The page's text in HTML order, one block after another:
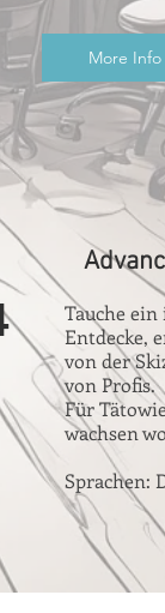
More Info
Tauche
Entdecke,
von der
von Profis.
Für
wachsen
Sprachen: